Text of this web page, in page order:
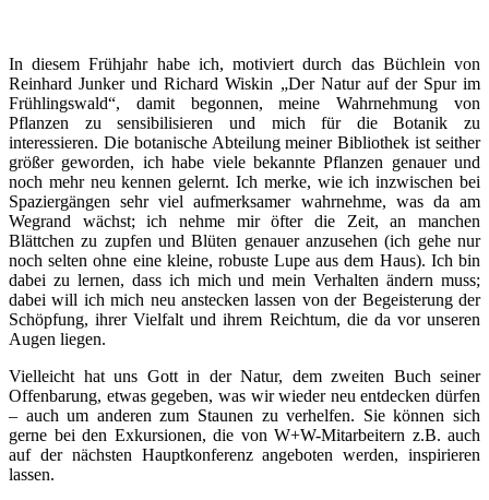
In diesem Frühjahr habe ich, motiviert durch das Büchlein von
Reinhard Junker und Richard Wiskin „Der Natur auf der Spur im
Frühlingswald“, damit begonnen, meine Wahrnehmung von
Pflanzen zu sensibilisieren und mich für die Botanik zu
interessieren. Die botanische Abteilung meiner Bibliothek ist seither
größer geworden, ich habe viele bekannte Pflanzen genauer und
noch mehr neu kennen gelernt. Ich merke, wie ich inzwischen bei
Spaziergängen sehr viel aufmerksamer wahrnehme, was da am
Wegrand wächst; ich nehme mir öfter die Zeit, an manchen
Blättchen zu zupfen und Blüten genauer anzusehen (ich gehe nur
noch selten ohne eine kleine, robuste Lupe aus dem Haus). Ich bin
dabei zu lernen, dass ich mich und mein Verhalten ändern muss;
dabei will ich mich neu anstecken lassen von der Begeisterung der
Schöpfung, ihrer Vielfalt und ihrem Reichtum, die da vor unseren
Augen liegen.
Vielleicht hat uns Gott in der Natur, dem zweiten Buch seiner
Offenbarung, etwas gegeben, was wir wieder neu entdecken dürfen
– auch um anderen zum Staunen zu verhelfen. Sie können sich
gerne bei den Exkursionen, die von W+W-Mitarbeitern z.B. auch
auf der nächsten Hauptkonferenz angeboten werden, inspirieren
lassen.